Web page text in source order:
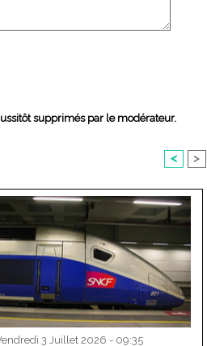
supprimés par le modérateur.
< >
3 Juillet 2026 - 09:35